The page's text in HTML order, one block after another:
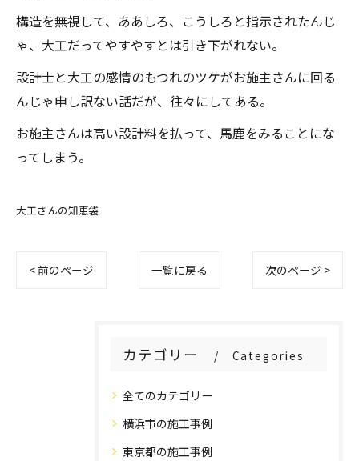
構造を無視して、ああしろ、こうしろと指示されたんじ
ゃ、大工だってやすやすとは引き下がれない。
設計士と大工の感情のもつれのツケがお施主さんに回る
んじゃ申し訳ない話だが、往々にしてある。
お施主さんは高い設計料を払って、馬鹿をみることにな
ってしまう。
大工さんの知恵袋
< 前のページ 一覧に戻る 次のページ >
カテゴリー Categories
全てのカテゴリー
横浜市の施工事例
東京都の施工事例